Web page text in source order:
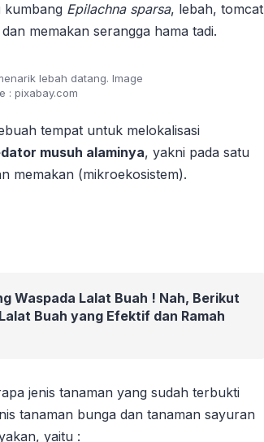
kumbang Epilachna sparsa, lebah, tomcat
memakan serangga hama tadi.
lebah datang. Image
: pixabay.com
tempat untuk melokalisasi
musuh alaminya, yakni pada satu
memakan (mikroekosistem).
Waspada Lalat Buah ! Nah, Berikut
Buah yang Efektif dan Ramah
jenis tanaman yang sudah terbukti
tanaman bunga dan tanaman sayuran
yaitu :